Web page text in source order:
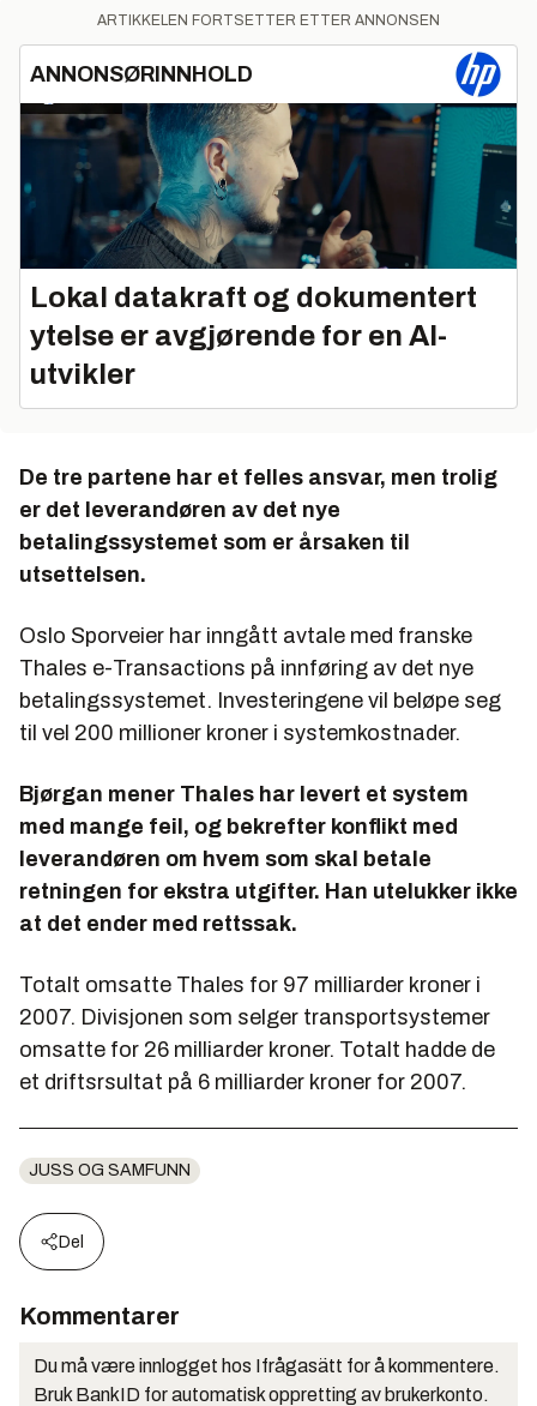
ARTIKKELEN FORTSETTER ETTER ANNONSEN
ANNONSØRINNHOLD
Lokal datakraft og dokumentert
ytelse er avgjørende for en AI-
utvikler
De tre partene har et felles ansvar, men trolig
er det leverandøren av det nye
betalingssystemet som er årsaken til
utsettelsen.
Oslo Sporveier har inngått avtale med franske
Thales e-Transactions på innføring av det nye
betalingssystemet. Investeringene vil beløpe seg
til vel 200 millioner kroner i systemkostnader.
Bjørgan mener Thales har levert et system
med mange feil, og bekrefter konflikt med
leverandøren om hvem som skal betale
retningen for ekstra utgifter. Han utelukker ikke
at det ender med rettssak.
Totalt omsatte Thales for 97 milliarder kroner i
2007. Divisjonen som selger transportsystemer
omsatte for 26 milliarder kroner. Totalt hadde de
et driftsrsultat på 6 milliarder kroner for 2007.
JUSS OG SAMFUNN
Del
Kommentarer
Du må være innlogget hos Ifrågasätt for å kommentere.
Bruk BankID for automatisk oppretting av brukerkonto.